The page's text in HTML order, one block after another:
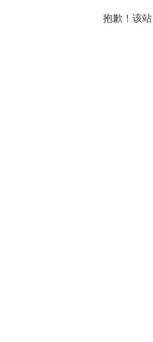
抱歉！该